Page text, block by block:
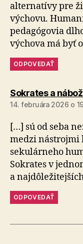
alternatívy pre
výchovu.
pedagógovia
výchova má byť
ODPOVEDAŤ
Sokrates a
14. februára 2026 o
[…] sú od seba
medzi
sekulárneho
Sokrates v
a
ODPOVEDAŤ